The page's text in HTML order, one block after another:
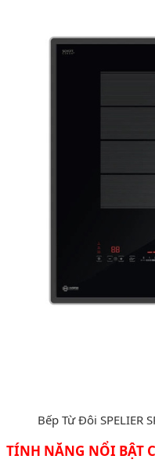
Bếp Từ Đôi SPELIER
TÍNH NĂNG NỔI BẬT